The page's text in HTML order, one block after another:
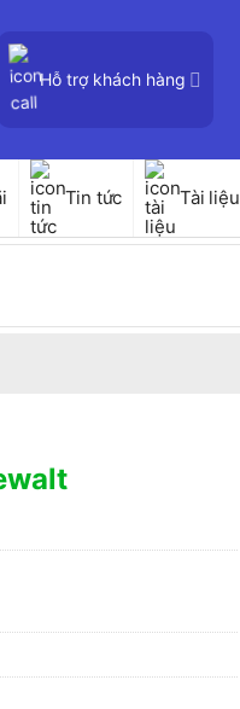
Hỗ trợ khách hàng
Tin tức Tài liệu